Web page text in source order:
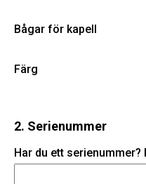
Bågar för kapell
Färg
2. Serienummer
Har du ett serienummer?